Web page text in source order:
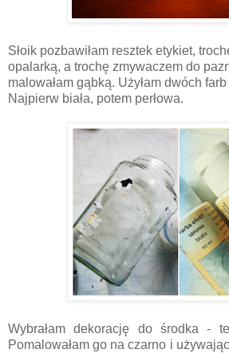
Słoik pozbawiłam resztek etykiet,
opalarką, a trochę zmywaczem do
malowałam gąbką. Użyłam dwóch
Najpierw biała, potem perłowa.
Wybrałam dekorację do środka -
Pomalowałam go na czarno i